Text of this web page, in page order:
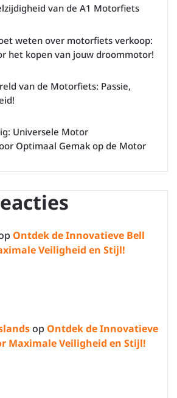
van de A1 Motorfiets
weten over motorfiets verkoop:
het kopen van jouw droommotor!
van de Motorfiets: Passie,
Universele Motor
Optimaal Gemak op de Motor
Ontdek de Innovatieve Bell
Veiligheid en Stijl!
op Ontdek de Innovatieve
Maximale Veiligheid en Stijl!